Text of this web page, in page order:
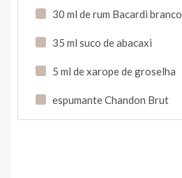
30 ml de rum Bacardi branco
35 ml suco de abacaxi
5 ml de xarope de groselha
espumante Chandon Brut